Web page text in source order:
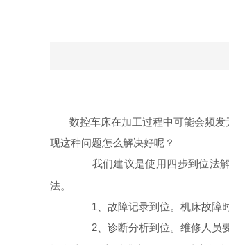
数控车床在加工过程中可能会频
现这种问题怎么解决好呢？
我们建议是使用四步到位法解
法。
1 、故障记录到位。机床故
2 、诊断分析到位。维修人